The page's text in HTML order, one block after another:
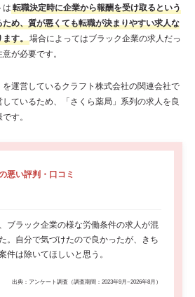
は 転職決定時に企業から報酬を受け取るという
め、質が悪くても転職が決まりやすい求人な
ます。場合によってはブラック企業の求人だっ
が必要です。
運営しているクラフト株式会社の関連会社で
ているため、「さくら薬局」系列の求人を良
す。
悪い評判・口コミ
ブラック企業の様な労働条件の求人が混
。自分で気づけたので良かったが、きち
件は除いてほしいと思う。
出典：アンケート調査（調査期間：2023年9月~2026年8月）